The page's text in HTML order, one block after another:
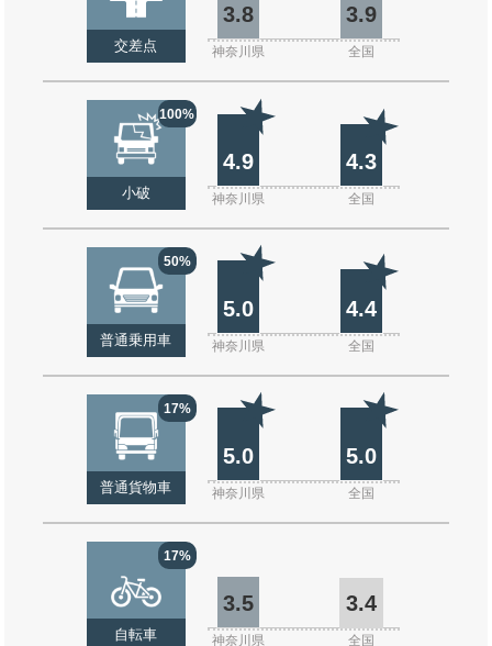
交差点
3.8 3.9
神奈川県 全国
100%
小破
4.9 4.3
神奈川県 全国
50%
普通乗用車
5.0 4.4
神奈川県 全国
17%
普通貨物車
5.0 5.0
神奈川県 全国
17%
自転車
3.5 3.4
神奈川県 全国